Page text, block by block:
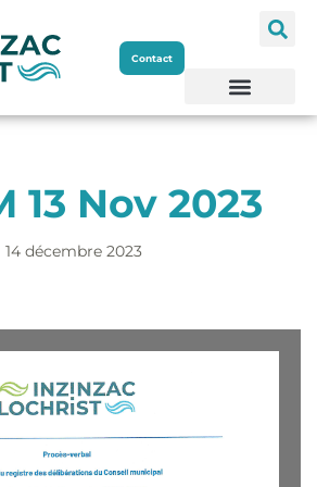
Contact
13 Nov 2023
14 décembre 2023